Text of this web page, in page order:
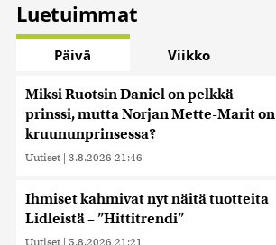
Luetuimmat
Päivä Viikko
Miksi Ruotsin Daniel on pelkkä
prinssi, mutta Norjan Mette-Marit on
kruununprinsessa?
Uutiset | 3.8.2026 21:46
Ihmiset kahmivat nyt näitä tuotteita
Lidleistä – ”Hittitrendi”
Uutiset | 5.8.2026 21:21